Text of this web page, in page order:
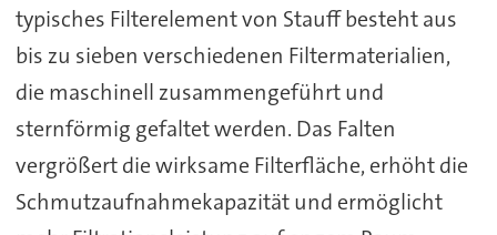
typisches Filterelement von Stauff besteht aus
bis zu sieben verschiedenen Filtermaterialien,
die maschinell zusammengeführt und
sternförmig gefaltet werden. Das Falten
vergrößert die wirksame Filterfläche, erhöht die
Schmutzaufnahmekapazität und ermöglicht